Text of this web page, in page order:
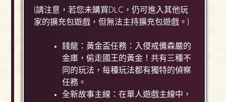
(請注意，若您未購買DLC，仍可進入其他玩
家的擴充包遊戲，但無法主持擴充包遊戲。)
錢龍：黃金盃任務：入侵戒備森嚴的
金庫，偷走國王的黃金！共有三種不
同的玩法，每種玩法都有獨特的偵察
任務。
全新故事主線：在單人遊戲主線中，